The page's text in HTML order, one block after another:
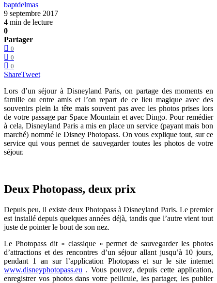
baptdelmas
9 septembre 2017
4 min de lecture
0
Partager
0
0
0
ShareTweet
Lors d’un séjour à Disneyland Paris, on partage des moments en
famille ou entre amis et l’on repart de ce lieu magique avec des
souvenirs plein la tête mais souvent pas avec les photos prises lors
de votre passage par Space Mountain et avec Dingo. Pour remédier
à cela, Disneyland Paris a mis en place un service (payant mais bon
marché) nommé le Disney Photopass. On vous explique tout, sur ce
service qui vous permet de sauvegarder toutes les photos de votre
séjour.
Deux Photopass, deux prix
Depuis peu, il existe deux Photopass à Disneyland Paris. Le premier
est installé depuis quelques années déjà, tandis que l’autre vient tout
juste de pointer le bout de son nez.
Le Photopass dit « classique » permet de sauvegarder les photos
d’attractions et des rencontres d’un séjour allant jusqu’à 10 jours,
pendant 1 an sur l’application Photopass et sur le site internet
www.disneyphotopass.eu . Vous pouvez, depuis cette application,
enregistrer vos photos dans votre pellicule, les partager, les publier